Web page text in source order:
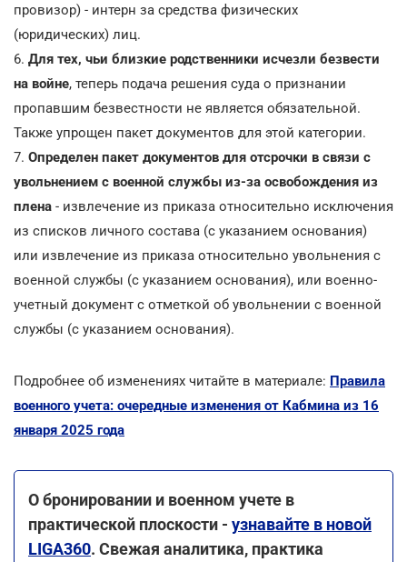
провизор) - интерн за средства физических
(юридических) лиц.
6. Для тех, чьи близкие родственники исчезли безвести
на войне, теперь подача решения суда о признании
пропавшим безвестности не является обязательной.
Также упрощен пакет документов для этой категории.
7. Определен пакет документов для отсрочки в связи с
увольнением с военной службы из-за освобождения из
плена - извлечение из приказа относительно исключения
из списков личного состава (с указанием основания)
или извлечение из приказа относительно увольнения с
военной службы (с указанием основания), или военно-
учетный документ с отметкой об увольнении с военной
службы (с указанием основания).
Подробнее об изменениях читайте в материале: Правила
военного учета: очередные изменения от Кабмина из 16
января 2025 года
О бронировании и военном учете в
практической плоскости - узнавайте в новой
LIGA360. Свежая аналитика, практика